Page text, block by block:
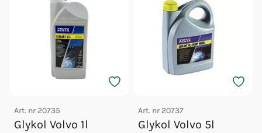
Art. nr 20735
Glykol Volvo 1l
Art. nr 20737
Glykol Volvo 5l